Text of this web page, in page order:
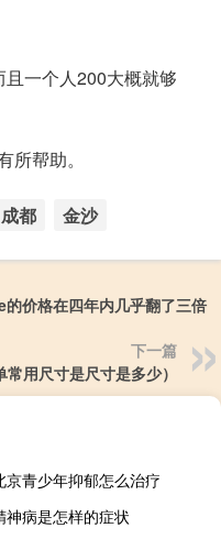
一个人200大概就够
帮助。
成都 金沙
价格在四年内几乎翻了三倍
下一篇
用尺寸是尺寸是多少）
京青少年抑郁怎么治疗
神病是怎样的症状